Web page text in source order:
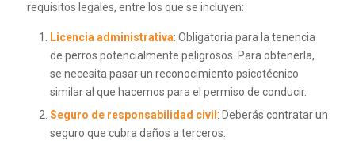
requisitos legales, entre los que se incluyen:
Licencia administrativa: Obligatoria para la tenencia
de perros potencialmente peligrosos. Para obtenerla,
se necesita pasar un reconocimiento psicotécnico
similar al que hacemos para el permiso de conducir.
Seguro de responsabilidad civil : Deberás contratar un
seguro que cubra daños a terceros.